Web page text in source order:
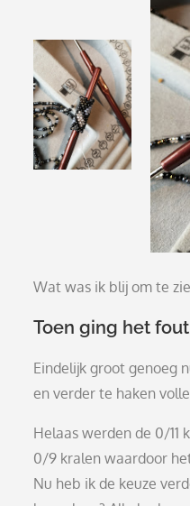
Wat was ik blij om te
Toen ging het fout
Eindelijk groot genoeg
en verder te haken
Helaas werden de 0/11
0/9 kralen waardoor
Nu heb ik de keuze